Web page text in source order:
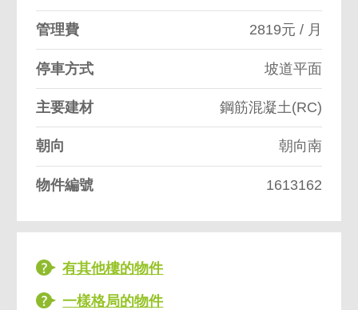
管理費 2819元 / 月
停車方式 坡道平面
主要建材 鋼筋混凝土(RC)
朝向 朝向南
物件編號 1613162
有其他樓的物件
一樣格局的物件